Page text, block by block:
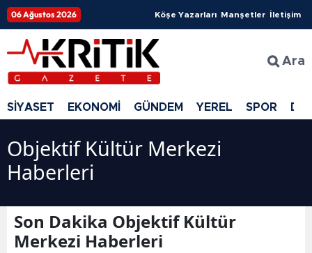
06 Ağustos 2026 Köşe Yazarları Manşetler İletişim
Ara
SİYASET EKONOMİ GÜNDEM YEREL SPOR
Objektif Kültür Merkezi
Haberleri
Son Dakika Objektif Kültür
Merkezi Haberleri